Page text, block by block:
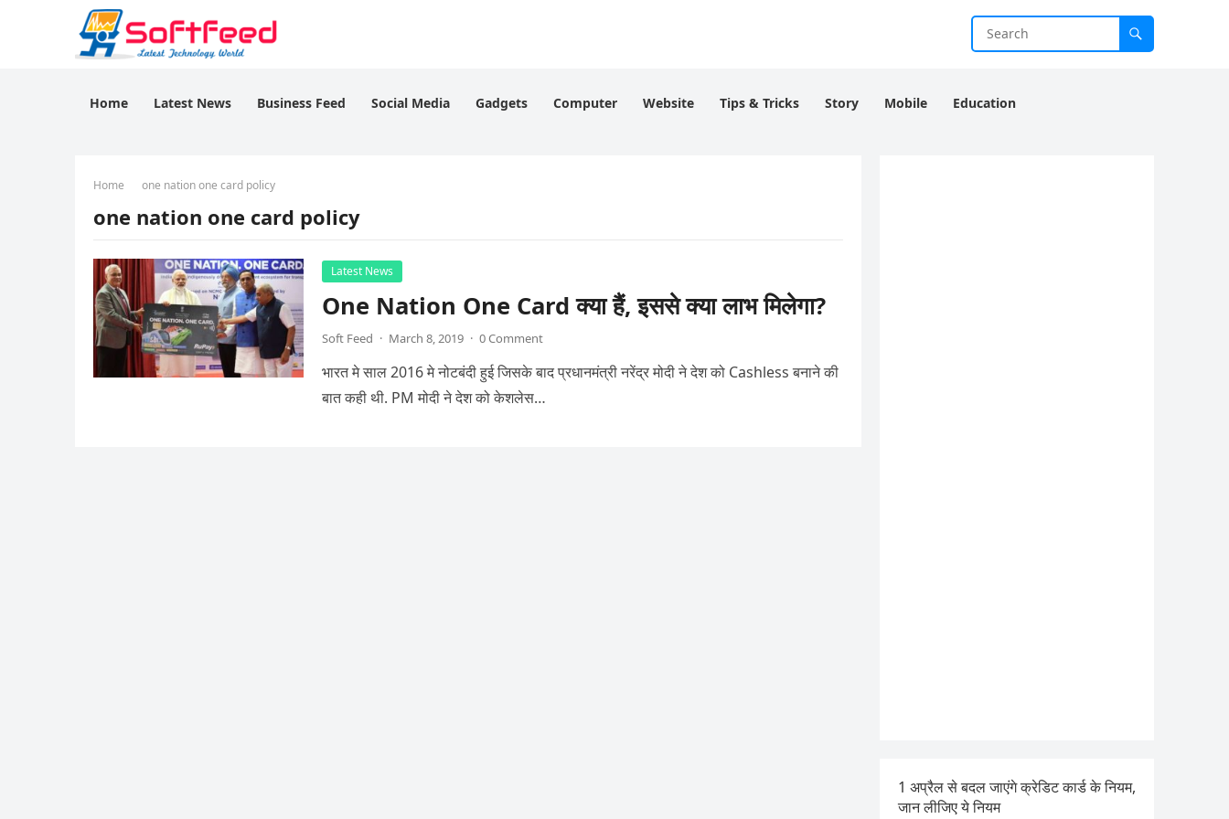
Home Latest News Business Feed Social Media Gadgets Computer Website Tips & Tricks Story Mobile Education
Home one nation one card policy
one nation one card policy
Latest News
One Nation One Card क्या हैं, इससे क्या लाभ मिलेगा?
Soft Feed · March 8, 2019 · 0 Comment
भारत मे साल 2016 मे नोटबंदी हुई जिसके बाद प्रधानमंत्री नरेंद्र मोदी ने देश को Cashless बनाने की
बात कही थी. PM मोदी ने देश को केशलेस…
1 अप्रैल से बदल जाएंगे क्रेडिट कार्ड के नियम,
जान लीजिए ये नियम